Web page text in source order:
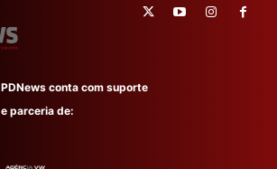
PDNews conta com suporte
e parceria de: